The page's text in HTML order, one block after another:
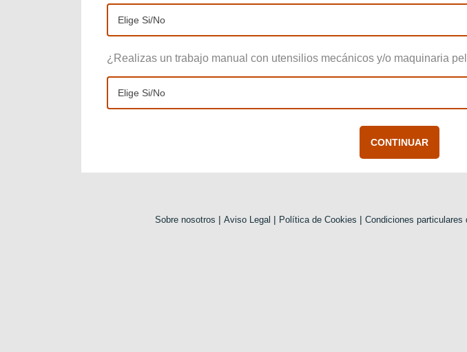
¿Realizas un trabajo manual con utensilios mecánicos y/o maquinaria
CONTINUAR
Sobre nosotros | Aviso Legal | Política de Cookies | Condiciones particulares